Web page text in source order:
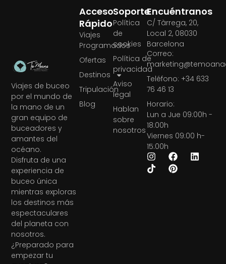
Viajes de buceo
por el mundo de
la mano de un
gran equipo de
buceadores y
amantes del
océano.
Disfruta de una
experiencia de
buceo única
mientras exploras
los destinos más
espectaculares
del planeta con
nosotros.
¿Preparado para
empezar tu
Soporte
Política
de
cookies
Política de
privacidad
Aviso
legal
Hablan
sobre
nosotros
Acceso
Rápido
Viajes
Programados
Ofertas
Destinos
Tripulación
Blog
Encuéntranos
C/ Tàrrega, 20,
Local 2, 08030
Barcelona
Correo:
Teléfono: +34 633
76 46 13
Horario:
Lun a Jue 09:00h -
18:00h
Viernes 09:00 h-
15:00h